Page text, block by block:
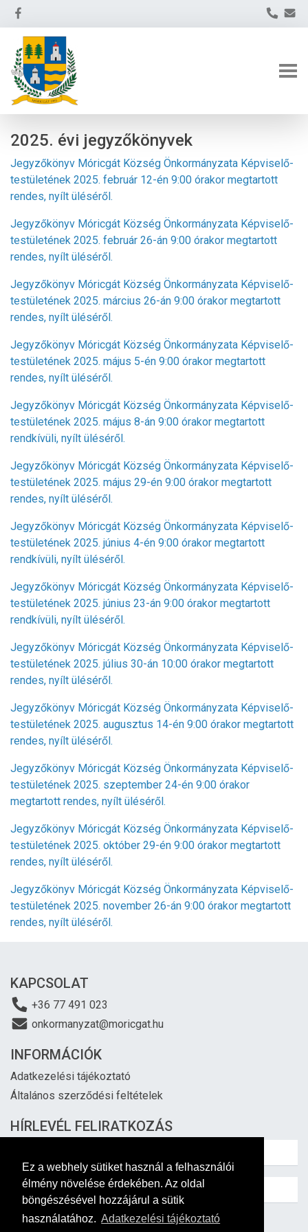
Ez a webhely sütiket használ a felhasználói
élmény növelése érdekében. Az oldal
böngészésével hozzájárul a sütik
használatához. Adatkezelési tájékoztató
2025. évi jegyzőkönyvek
Jegyzőkönyv Móricgát Község Önkormányzata Képviselő-
testületének 2025. február 12-én 9:00 órakor megtartott
rendes, nyílt üléséről.
Jegyzőkönyv Móricgát Község Önkormányzata Képviselő-
testületének 2025. február 26-án 9:00 órakor megtartott
rendes, nyílt üléséről.
Jegyzőkönyv Móricgát Község Önkormányzata Képviselő-
testületének 2025. március 26-án 9:00 órakor megtartott
rendes, nyílt üléséről.
Jegyzőkönyv Móricgát Község Önkormányzata Képviselő-
testületének 2025. május 5-én 9:00 órakor megtartott
rendes, nyílt üléséről.
Jegyzőkönyv Móricgát Község Önkormányzata Képviselő-
testületének 2025. május 8-án 9:00 órakor megtartott
rendkívüli, nyílt üléséről.
Jegyzőkönyv Móricgát Község Önkormányzata Képviselő-
testületének 2025. május 29-én 9:00 órakor megtartott
rendes, nyílt üléséről.
Jegyzőkönyv Móricgát Község Önkormányzata Képviselő-
testületének 2025. június 4-én 9:00 órakor megtartott
rendkívüli, nyílt üléséről.
Jegyzőkönyv Móricgát Község Önkormányzata Képviselő-
testületének 2025. június 23-án 9:00 órakor megtartott
rendkívüli, nyílt üléséről.
Jegyzőkönyv Móricgát Község Önkormányzata Képviselő-
testületének 2025. július 30-án 10:00 órakor megtartott
rendes, nyílt üléséről.
Jegyzőkönyv Móricgát Község Önkormányzata Képviselő-
testületének 2025. augusztus 14-én 9:00 órakor megtartott
rendes, nyílt üléséről.
Jegyzőkönyv Móricgát Község Önkormányzata Képviselő-
testületének 2025. szeptember 24-én 9:00 órakor
megtartott rendes, nyílt üléséről.
Jegyzőkönyv Móricgát Község Önkormányzata Képviselő-
testületének 2025. október 29-én 9:00 órakor megtartott
rendes, nyílt üléséről.
Jegyzőkönyv Móricgát Község Önkormányzata Képviselő-
testületének 2025. november 26-án 9:00 órakor megtartott
rendes, nyílt üléséről.
KAPCSOLAT
+36 77 491 023
onkormanyzat@moricgat.hu
INFORMÁCIÓK
Adatkezelési tájékoztató
Általános szerződési feltételek
HÍRLEVÉL FELIRATKOZÁS
Feliratkozás